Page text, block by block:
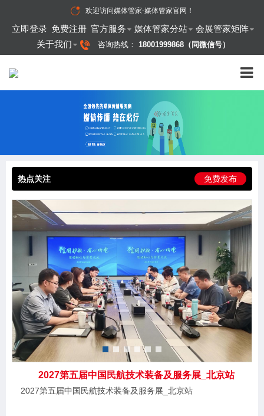
欢迎访问媒体管家-媒体管家官网 ！
立即登录 免费注册 官方服务 媒体管家分站
会展管家矩阵
关于我们
咨询热线： 18001999868（同微信号）
热点关注 免费发布
2027第五届中国民航技术装备及服务展_北京站
2027第五届中国民航技术装备及服务展_北京站